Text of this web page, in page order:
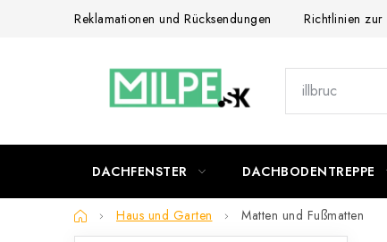
Reklamationen und Rücksendungen Richtlinien
DACHFENSTER DACHBODENTREPPE
StartseiteHaus und Garten Matten und Fußmatten